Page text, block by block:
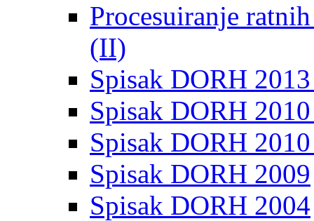
Procesuiranje
(II)
Spisak DORH
Spisak DORH
Spisak DORH
Spisak DORH 2009
Spisak DORH 2004